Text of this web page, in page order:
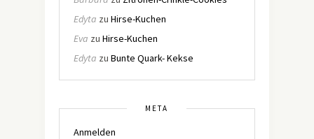
Edyta zu Hirse-Kuchen
Eva zu Hirse-Kuchen
Edyta zu Bunte Quark- Kekse
META
Anmelden